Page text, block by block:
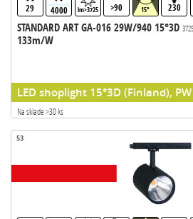
29 4000 lm>3725 >90 15° 230
STANDARD ART GA-016 29W/940 15°3D
133m/W
LED shoplight 15°3D (Finland),
Na sklade >30 ks
53